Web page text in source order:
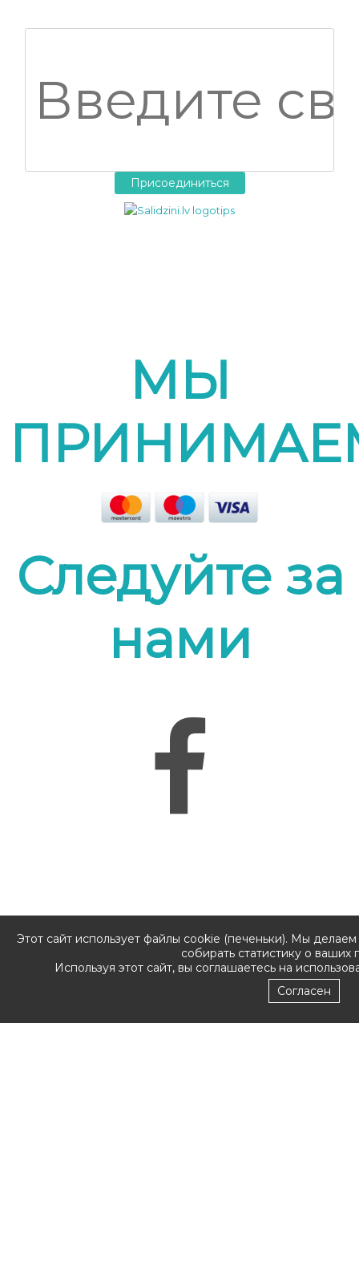
МЫ
Следуйте за
нами
Этот сайт использует файлы cookie (печеньки). Мы
собирать статистику о ваших
Используя этот сайт, вы соглашаетесь на
Согласен